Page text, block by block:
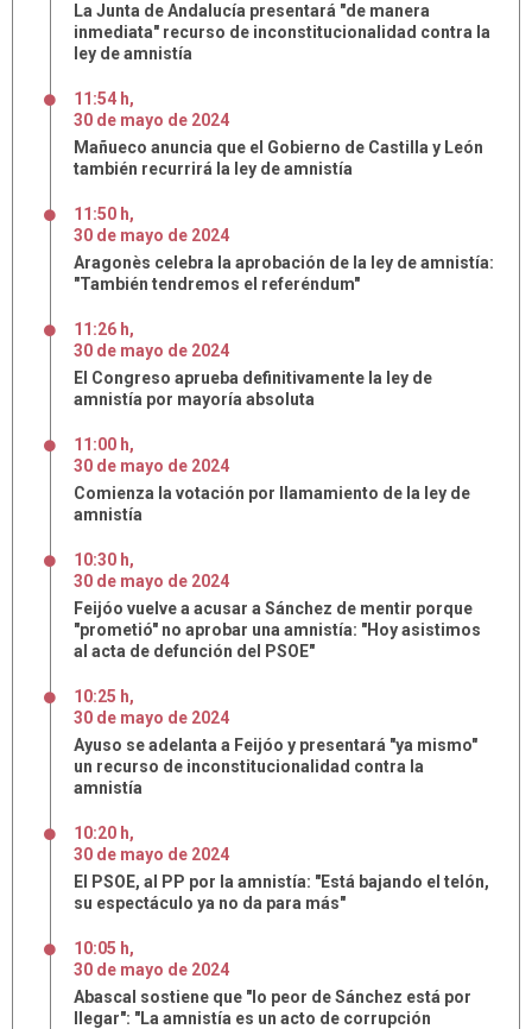
La Junta de Andalucía presentará "de manera
inmediata" recurso de inconstitucionalidad contra la
ley de amnistía
11:54 h,
30 de mayo de 2024
Mañueco anuncia que el Gobierno de Castilla y León
también recurrirá la ley de amnistía
11:50 h,
30 de mayo de 2024
Aragonès celebra la aprobación de la ley de amnistía:
"También tendremos el referéndum"
11:26 h,
30 de mayo de 2024
El Congreso aprueba definitivamente la ley de
amnistía por mayoría absoluta
11:00 h,
30 de mayo de 2024
Comienza la votación por llamamiento de la ley de
amnistía
10:30 h,
30 de mayo de 2024
Feijóo vuelve a acusar a Sánchez de mentir porque
"prometió" no aprobar una amnistía: "Hoy asistimos
al acta de defunción del PSOE"
10:25 h,
30 de mayo de 2024
Ayuso se adelanta a Feijóo y presentará "ya mismo"
un recurso de inconstitucionalidad contra la
amnistía
10:20 h,
30 de mayo de 2024
El PSOE, al PP por la amnistía: "Está bajando el telón,
su espectáculo ya no da para más"
10:05 h,
30 de mayo de 2024
Abascal sostiene que "lo peor de Sánchez está por
llegar": "La amnistía es un acto de corrupción